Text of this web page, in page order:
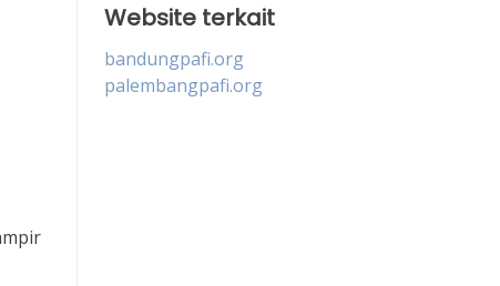
Website terkait
bandungpafi.org
palembangpafi.org